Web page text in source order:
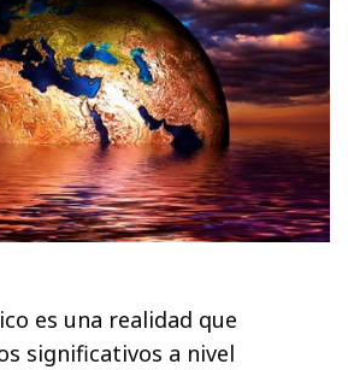
es una realidad que
significativos a nivel